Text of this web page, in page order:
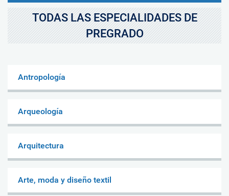
TODAS LAS ESPECIALIDADES DE
PREGRADO
Antropología
Arqueología
Arquitectura
Arte, moda y diseño textil